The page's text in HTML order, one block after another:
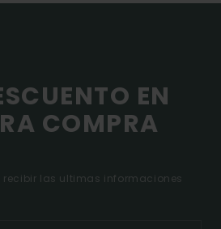
EN
COMPRA
las ultimas informaciones